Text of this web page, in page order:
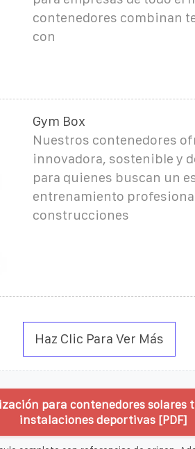
contenedores combinan
con
Gym Box
Nuestros contenedores
innovadora, sostenible y
para quienes buscan un
entrenamiento
construcciones
Haz Clic Para Ver Más
para contenedores solares
instalaciones deportivas [PDF]